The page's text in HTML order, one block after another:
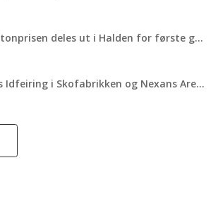
Rivertonprisen deles ut i Halden for første gang
Felles Idfeiring i Skofabrikken og Nexans Arena